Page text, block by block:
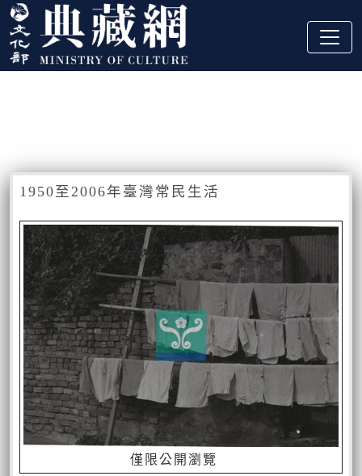
跳到主要內容
:::
1950至2006年臺灣常民生活
僅限公開瀏覽